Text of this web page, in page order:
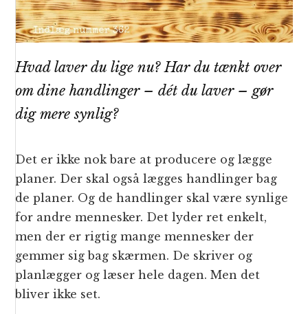
Hvad laver du lige nu? Har du tænkt over
om dine handlinger – dét du laver – gør
dig mere synlig?
Det er ikke nok bare at producere og lægge
planer. Der skal også lægges handlinger bag
de planer. Og de handlinger skal være synlige
for andre mennesker. Det lyder ret enkelt,
men der er rigtig mange mennesker der
gemmer sig bag skærmen. De skriver og
planlægger og læser hele dagen. Men det
bliver ikke set.